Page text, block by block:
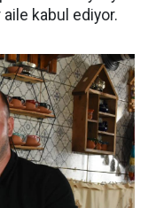
kabul ediyor.